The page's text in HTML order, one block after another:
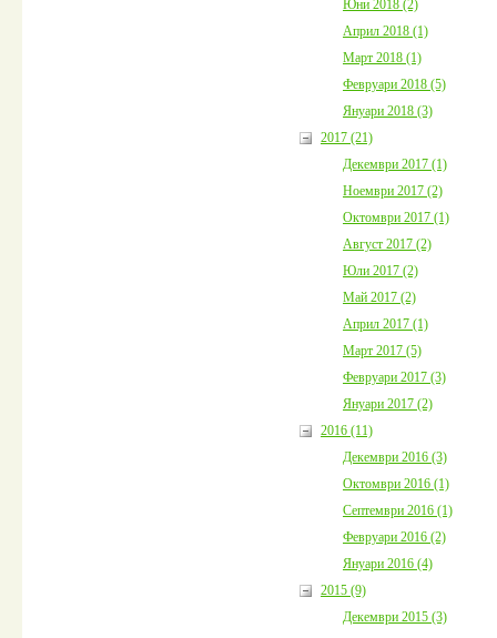
Юни 2018 (2)
Април 2018 (1)
Март 2018 (1)
Февруари 2018 (5)
Януари 2018 (3)
2017 (21)
Декември 2017 (1)
Ноември 2017 (2)
Октомври 2017 (1)
Август 2017 (2)
Юли 2017 (2)
Май 2017 (2)
Април 2017 (1)
Март 2017 (5)
Февруари 2017 (3)
Януари 2017 (2)
2016 (11)
Декември 2016 (3)
Октомври 2016 (1)
Септември 2016 (1)
Февруари 2016 (2)
Януари 2016 (4)
2015 (9)
Декември 2015 (3)